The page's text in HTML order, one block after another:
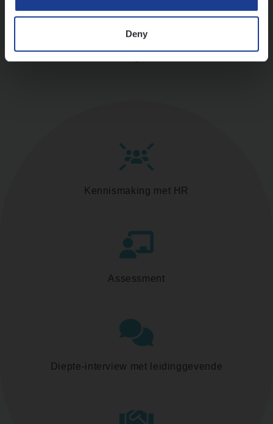
Deny
Ons sollicitatieproces
Kennismaking met HR
Assessment
Diepte-interview met leidinggevende